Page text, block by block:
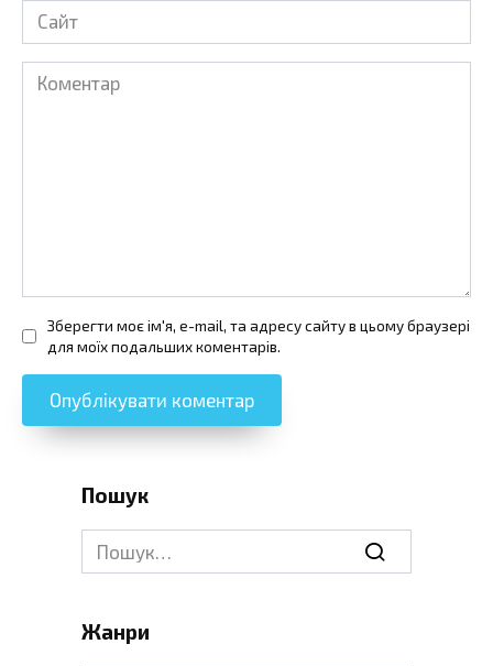
Сайт
Коментар
Зберегти моє ім'я, e-mail, та адресу сайту в цьому браузері
для моїх подальших коментарів.
Пошук
Search
for:
Жанри